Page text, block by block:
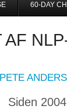
60-DAY
AF
PETE
Siden